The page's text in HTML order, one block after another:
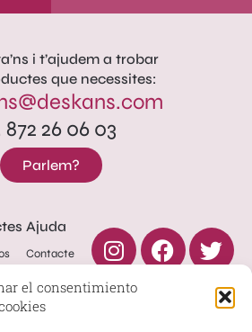
el consentimiento
i t’ajudem a trobar
que necessites:
872 26 06 03
Parlem?
Ajuda
Contacte
Política de
privacitat